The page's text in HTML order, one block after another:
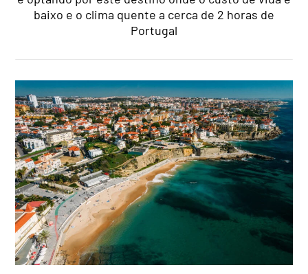
baixo e o clima quente a cerca de 2 horas de
Portugal